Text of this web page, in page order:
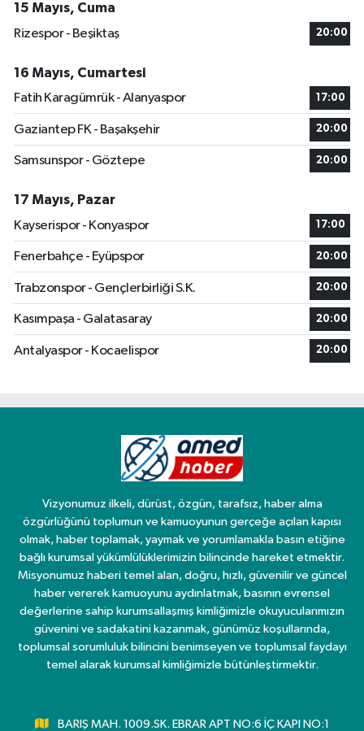
15 Mayıs, Cuma
Rizespor - Beşiktaş
20:00
16 Mayıs, Cumartesi
Fatih Karagümrük - Alanyaspor
17:00
Gaziantep FK - Başakşehir 20:00
Samsunspor - Göztepe 20:00
17 Mayıs, Pazar
Kayserispor - Konyaspor
17:00
Fenerbahçe - Eyüpspor 20:00
Trabzonspor - Gençlerbirliği S.K. 20:00
Kasımpaşa - Galatasaray 20:00
Antalyaspor - Kocaelispor 20:00
Vizyonumuz ilkeli, dürüst, özgün, tarafsız, haber alma
özgürlüğünü toplumun ve kamuoyunun gerçeğe açılan kapısı
olmak, haber toplamak, yaymak ve yorumlamakla basın etiğine
bağlı kurumsal yükümlülüklerimizin bilincinde hareket etmektir.
Misyonumuz haberi temel alan, doğru, hızlı, güvenilir ve güncel
haber vererek kamuoyunu aydınlatmak, basının evrensel
değerlerine sahip kurumsallaşmış kimliğimizle okuyucularımızın
güvenini ve sadakatini kazanmak, günümüz koşullarında,
toplumsal sorumluluk bilincini benimseyen ve toplumsal faydayı
temel alarak kurumsal kimliğimizle bütünleştirmektir.
BARIŞ MAH. 1009.SK. EBRAR APT NO:6 İÇ KAPI NO:1